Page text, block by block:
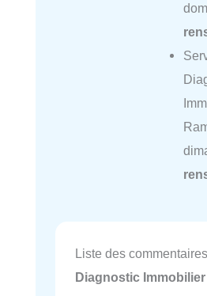
Liste des commentaires
Diagnostic Immobilier